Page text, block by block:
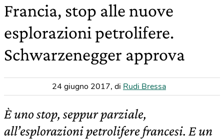
Francia, stop alle nuove
esplorazioni petrolifere.
Schwarzenegger approva
24 giugno 2017, di Rudi Bressa
È uno stop, seppur parziale,
all’esplorazioni petrolifere francesi. E un